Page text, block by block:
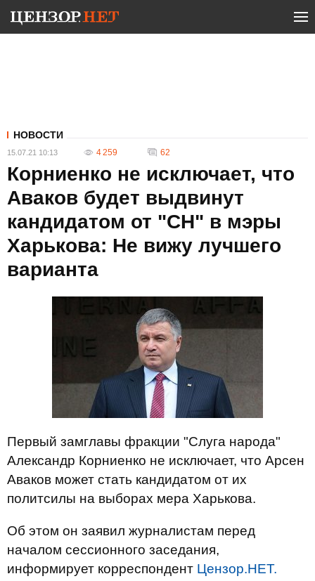
НОВОСТИ
15.07.21 10:13 4 259 62
Корниенко не исключает, что
Аваков будет выдвинут
кандидатом от "СН" в мэры
Харькова: Не вижу лучшего
варианта
Первый замглавы фракции "Слуга народа"
Александр Корниенко не исключает, что Арсен
Аваков может стать кандидатом от их
политсилы на выборах мера Харькова.
Об этом он заявил журналистам перед
началом сессионного заседания,
информирует корреспондент Цензор.НЕТ.